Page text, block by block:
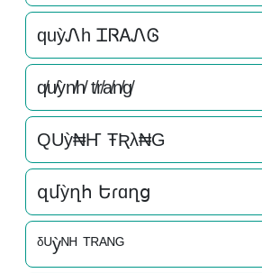
quỳᏁh ᏆᏒᎪᏁᎶ
q̸u̸ỳn̸h̸ t̸r̸a̸n̸g̸
QUỳ₦Ҥ ŦƦλ₦G
զմỳղհ Եɾɑղց
ᵟᵁỳᴺᴴ ᵀᴿᴬᴺᴳ